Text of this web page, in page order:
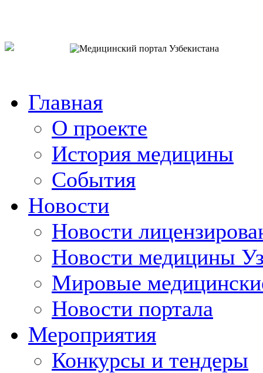
Главная
О проекте
История медицины
События
Новости
Новости
Новости медицины
Мировые
Новости портала
Мероприятия
Конкурсы и тендеры